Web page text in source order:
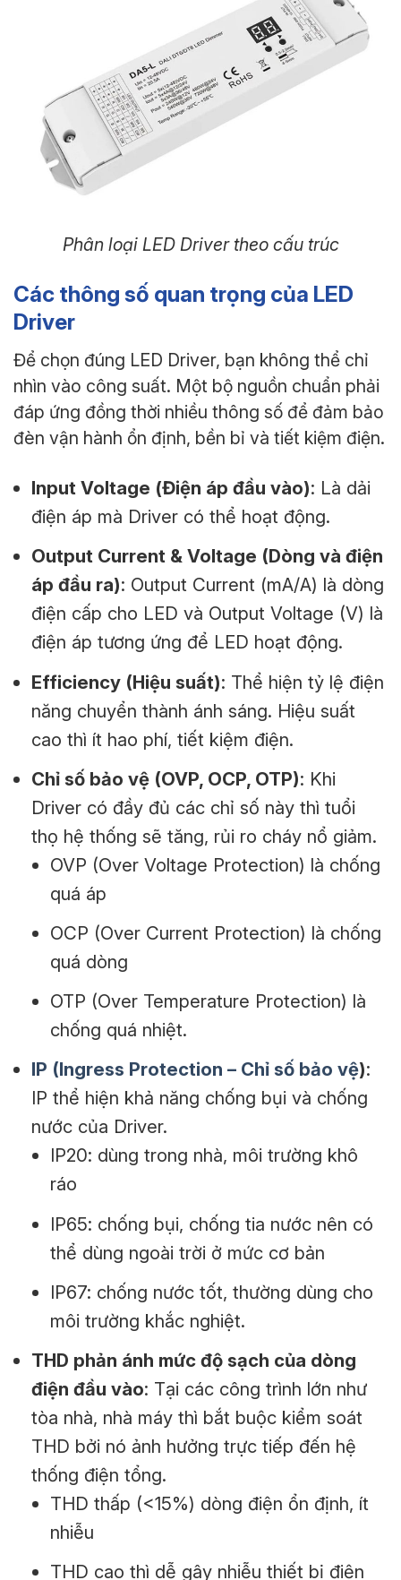
Phân loại LED Driver theo cấu trúc
Các thông số quan trọng của LED
Driver
Để chọn đúng LED Driver, bạn không thể chỉ
nhìn vào công suất. Một bộ nguồn chuẩn phải
đáp ứng đồng thời nhiều thông số để đảm bảo
đèn vận hành ổn định, bền bỉ và tiết kiệm điện.
Input Voltage (Điện áp đầu vào): Là dải
điện áp mà Driver có thể hoạt động.
Output Current & Voltage (Dòng và điện
áp đầu ra): Output Current (mA/A) là dòng
điện cấp cho LED và Output Voltage (V) là
điện áp tương ứng để LED hoạt động.
Efficiency (Hiệu suất): Thể hiện tỷ lệ điện
năng chuyển thành ánh sáng. Hiệu suất
cao thì ít hao phí, tiết kiệm điện.
Chỉ số bảo vệ (OVP, OCP, OTP): Khi
Driver có đầy đủ các chỉ số này thì tuổi
thọ hệ thống sẽ tăng, rủi ro cháy nổ giảm.
OVP (Over Voltage Protection) là chống
quá áp
OCP (Over Current Protection) là chống
quá dòng
OTP (Over Temperature Protection) là
chống quá nhiệt.
IP (Ingress Protection – Chỉ số bảo vệ):
IP thể hiện khả năng chống bụi và chống
nước của Driver.
IP20: dùng trong nhà, môi trường khô
ráo
IP65: chống bụi, chống tia nước nên có
thể dùng ngoài trời ở mức cơ bản
IP67: chống nước tốt, thường dùng cho
môi trường khắc nghiệt.
THD phản ánh mức độ sạch của dòng
điện đầu vào: Tại các công trình lớn như
tòa nhà, nhà máy thì bắt buộc kiểm soát
THD bởi nó ảnh hưởng trực tiếp đến hệ
thống điện tổng.
THD thấp (<15%) dòng điện ổn định, ít
nhiễu
THD cao thì dễ gây nhiễu thiết bị điện